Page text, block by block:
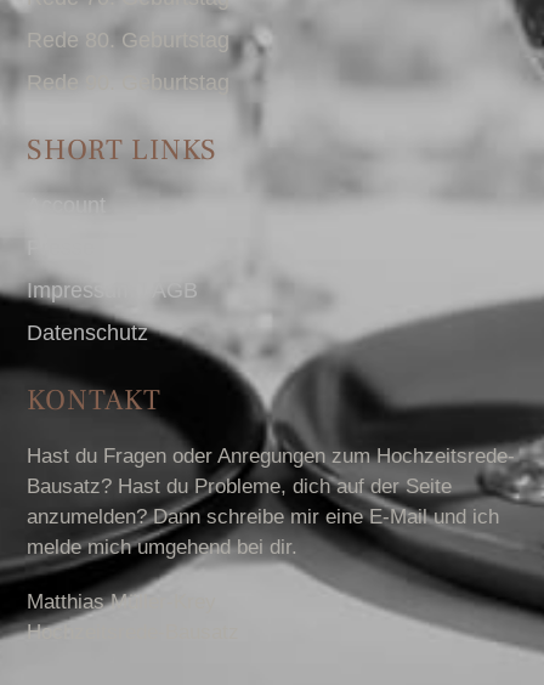
Rede 80. Geburtstag
Rede 90. Geburtstag
SHORT LINKS
Account
Impressum I AGB
Datenschutz
KONTAKT
Hast du Fragen oder Anregungen zum Hochzeitsrede-
Bausatz? Hast du Probleme, dich auf der Seite
anzumelden? Dann schreibe mir eine E-Mail und ich
melde mich umgehend bei dir.
Matthias Müller-Krey
Hochzeitsrede-Bausatz